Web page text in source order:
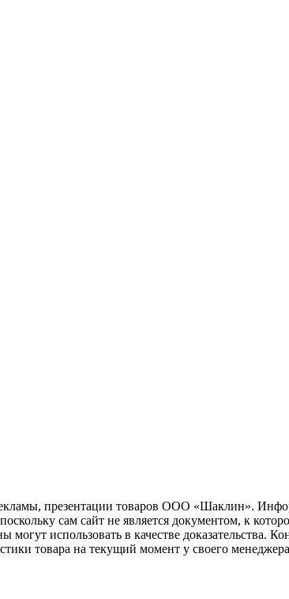
презентации товаров ООО «Шаклин».
сам сайт не является документом, к
использовать в качестве доказательства.
товара на текущий момент у своего